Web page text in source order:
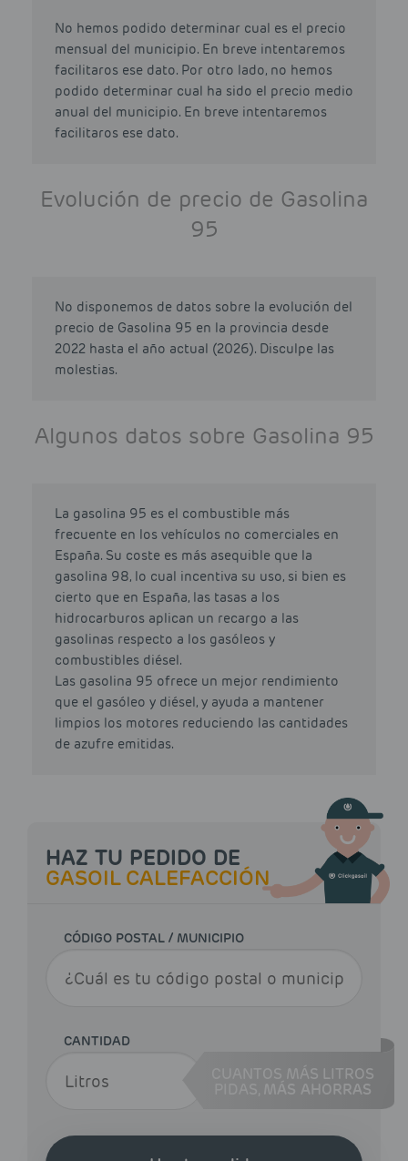
No hemos podido determinar cual es el precio
mensual del municipio. En breve intentaremos
facilitaros ese dato. Por otro lado, no hemos
podido determinar cual ha sido el precio medio
anual del municipio. En breve intentaremos
facilitaros ese dato.
Evolución de precio de Gasolina
95
No disponemos de datos sobre la evolución del
precio de Gasolina 95 en la provincia desde
2022 hasta el año actual (2026). Disculpe las
molestias.
Algunos datos sobre Gasolina 95
La gasolina 95 es el combustible más
frecuente en los vehículos no comerciales en
España. Su coste es más asequible que la
gasolina 98, lo cual incentiva su uso, si bien es
cierto que en España, las tasas a los
hidrocarburos aplican un recargo a las
gasolinas respecto a los gasóleos y
combustibles diésel.
Las gasolina 95 ofrece un mejor rendimiento
que el gasóleo y diésel, y ayuda a mantener
limpios los motores reduciendo las cantidades
de azufre emitidas.
HAZ TU PEDIDO DE
GASOIL CALEFACCIÓN
CÓDIGO POSTAL / MUNICIPIO
CANTIDAD
CUANTOS MÁS LITROS
MÁS AHORRAS